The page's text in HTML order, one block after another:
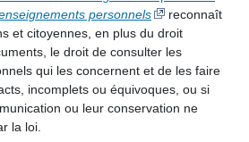
de renseignements personnels
financiers
à l’Office
personnels
reconnaît
et citoyennes, en plus du droit
le droit de consulter les
qui les concernent et de les faire
incomplets ou équivoques, ou si
ou leur conservation ne
la loi.